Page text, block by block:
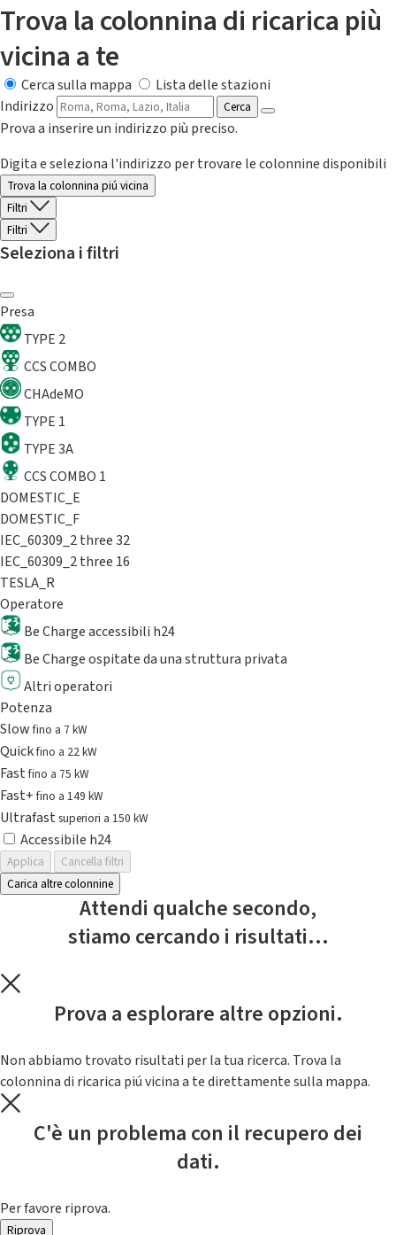
Trova la colonnina di ricarica più
vicina a te
Cerca sulla mappa
Lista delle stazioni
Indirizzo
Cerca
Prova a inserire un indirizzo più preciso.
Digita e seleziona l'indirizzo per trovare le colonnine disponibili
Trova la colonnina piú vicina
Filtri
Filtri
Seleziona i filtri
Presa
TYPE 2
CCS COMBO
CHAdeMO
TYPE 1
TYPE 3A
CCS COMBO 1
DOMESTIC_E
DOMESTIC_F
IEC_60309_2 three 32
IEC_60309_2 three 16
TESLA_R
Operatore
Be Charge accessibili h24
Be Charge ospitate da una struttura privata
Altri operatori
Potenza
Slowfino a 7 kW
Quickfino a 22 kW
Fastfino a 75 kW
Fast+fino a 149 kW
Ultrafast superiori a 150 kW
Accessibile h24
Applica
Cancella filtri
Carica altre colonnine
Attendi qualche secondo,
stiamo cercando i risultati...
Prova a esplorare altre opzioni.
Non abbiamo trovato risultati per la tua ricerca. Trova la
colonnina di ricarica piú vicina a te direttamente sulla mappa.
C'è un problema con il recupero dei
dati.
Per favore riprova.
Riprova